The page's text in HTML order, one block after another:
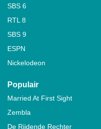
SBS 6
RTL 8
SBS 9
ESPN
Nickelodeon
Populair
Married At First Sight
Zembla
De Rijdende Rechter